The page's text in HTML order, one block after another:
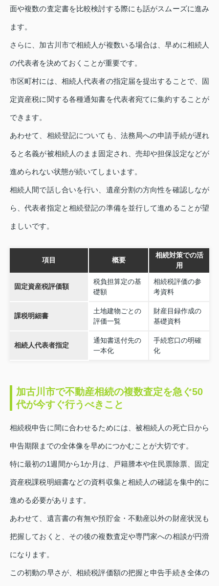
面や複数の査定書を比較検討する際にも話がスムーズに進み
ます。
さらに、加古川市で相続人が複数いる場合は、早めに相続人
の代表者を決めておくことが重要です。
市区町村には、相続人代表者の指定届を提出することで、固
定資産税に関する各種通知書を代表者宛てに集約することが
できます。
あわせて、相続登記についても、法務局への申請手続が遅れ
ると名義が被相続人のまま固定され、売却や担保設定などが
進められない状態が続いてしまいます。
相続人間で話し合いを行い、遺産分割の方向性を確認しなが
ら、代表者指定と相続登記の準備を並行して進めることが望
ましいです。
項目 概要
相続対策での活
用
固定資産税評価額
税負担算定の基
礎額
相続税評価の参
考資料
課税明細書
土地建物ごとの
評価一覧
財産目録作成の
基礎資料
相続人代表者指定
通知書送付先の
一本化
手続窓口の明確
化
加古川市で不動産相続の複数査定を急ぐ50
代が今すぐ行うべきこと
相続税申告に間に合わせるためには、被相続人の死亡日から
申告期限までの全体像を早めにつかむことが大切です。
特に最初の1週間から1か月は、戸籍謄本や住民票除票、固定
資産税課税明細書などの資料収集と相続人の確認を集中的に
進める必要があります。
あわせて、遺言書の有無や預貯金・不動産以外の財産状況も
把握しておくと、その後の複数査定や専門家への相談が円滑
になります。
この初動の早さが、相続税評価額の把握と申告手続き全体の